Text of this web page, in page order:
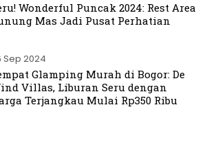
Wonderful Puncak 2024: Rest Area
Mas Jadi Pusat Perhatian
Sep 2024
Glamping Murah di Bogor: De
Villas, Liburan Seru dengan
Terjangkau Mulai Rp350 Ribu